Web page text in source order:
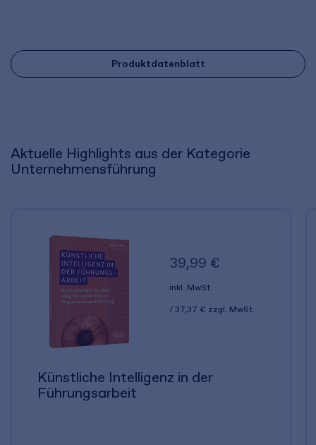
Produktdatenblatt
Aktuelle Highlights aus der Kategorie
Unternehmensführung
39,99 €
inkl. MwSt.
37,37 € zzgl. MwSt.
Künstliche Intelligenz in der
Führungsarbeit